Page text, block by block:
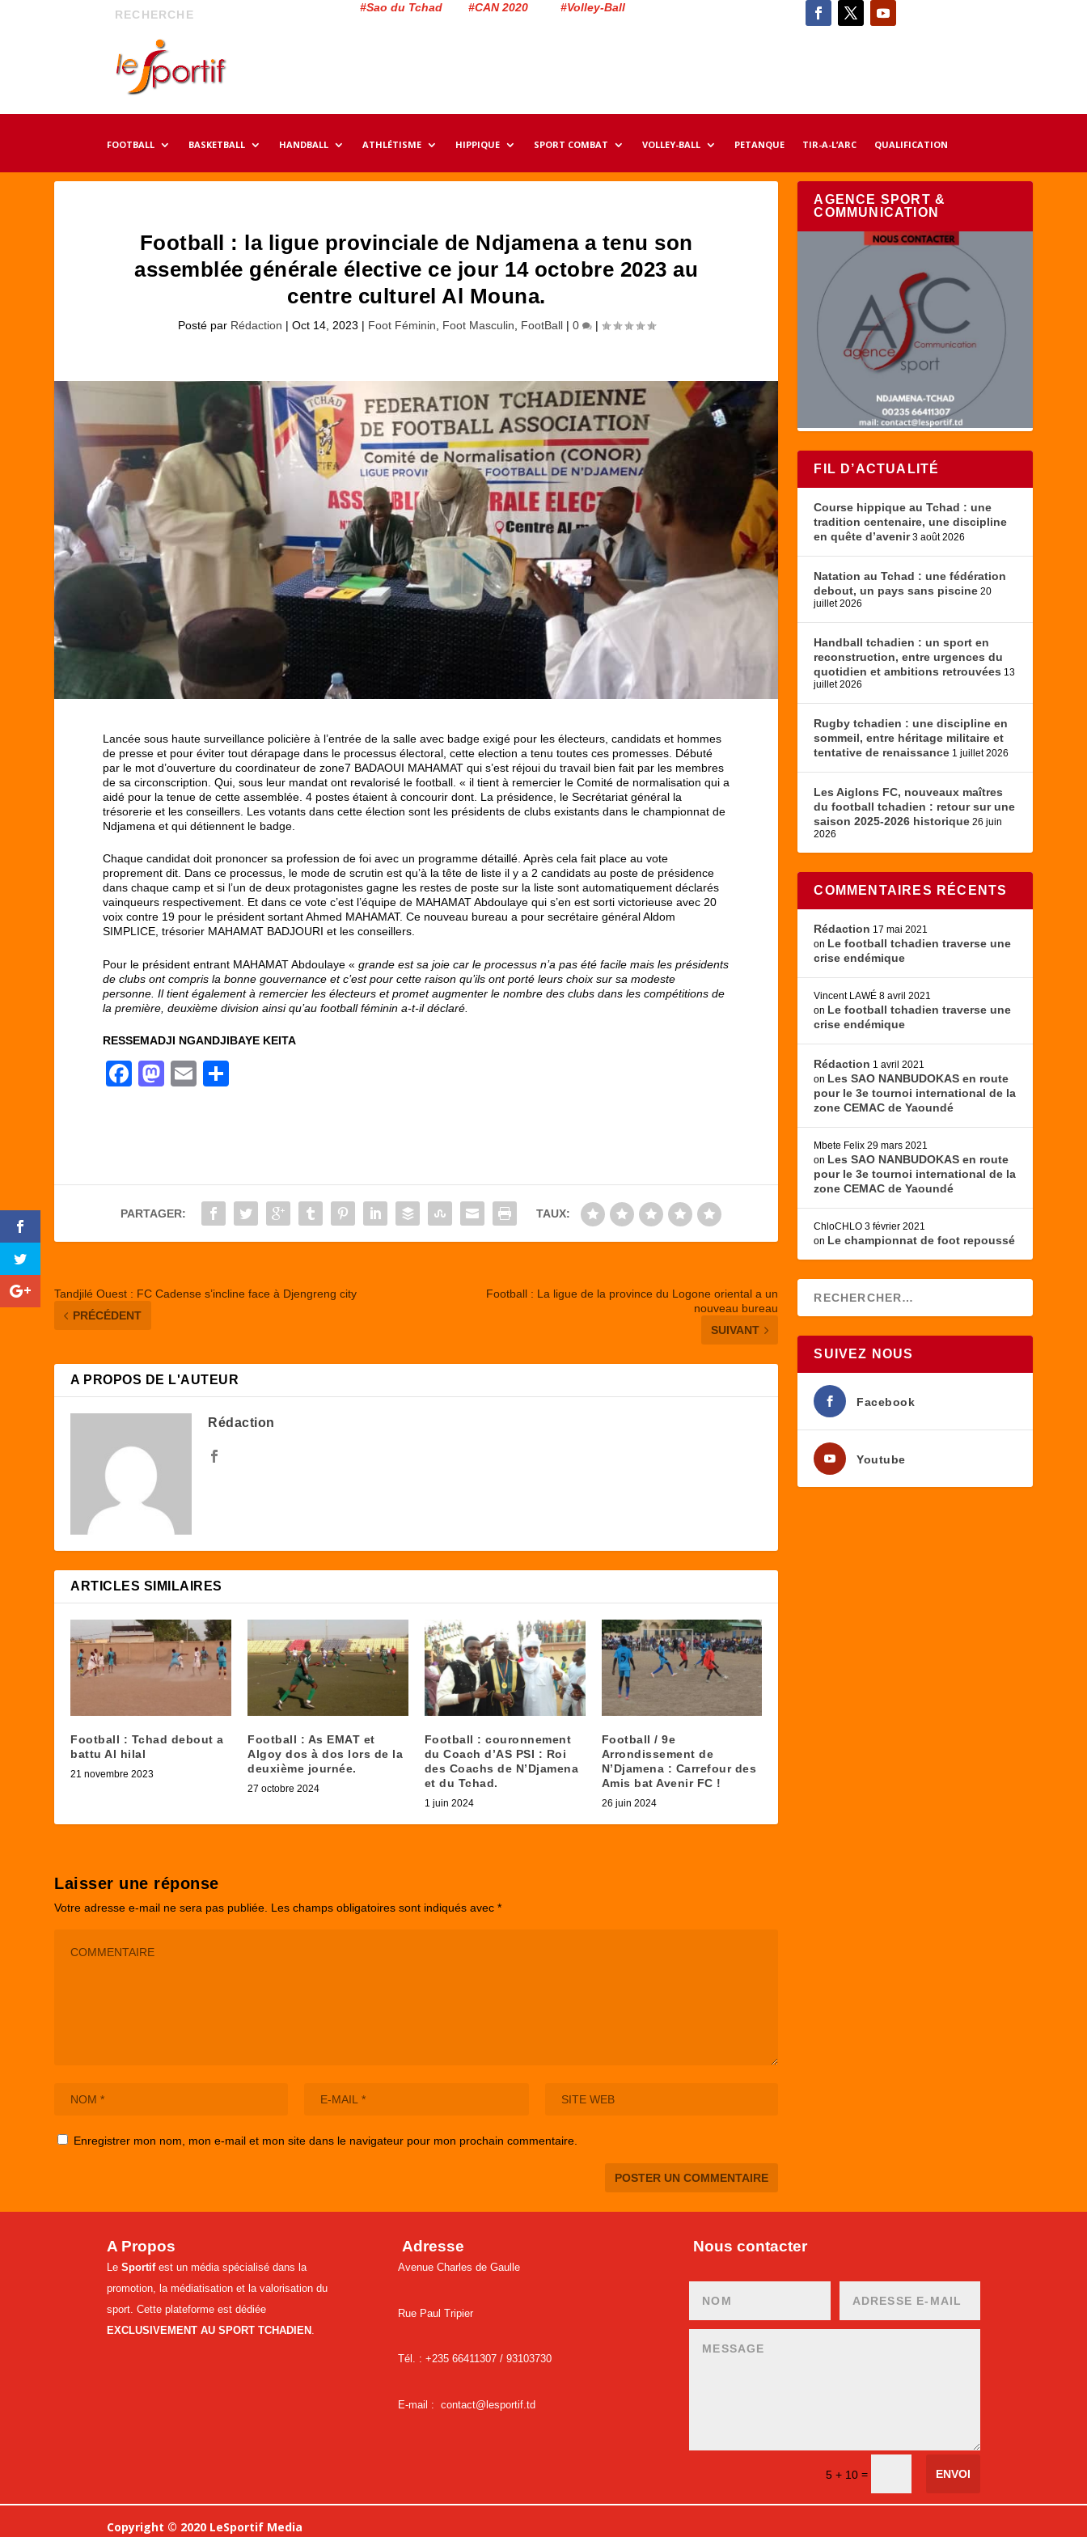
#Sao du Tchad #CAN 2020 #Volley-Ball
FOOTBALL BASKETBALL HANDBALL ATHLÉTISME HIPPIQUE SPORT COMBAT VOLLEY-BALL PETANQUE TIR-A-L’ARC QUALIFICATION
Football : la ligue provinciale de Ndjamena a tenu son
assemblée générale élective ce jour 14 octobre 2023 au
centre culturel Al Mouna.
Posté par Rédaction | Oct 14, 2023 | Foot Féminin Foot Masculin FootBall| 0 |
Lancée sous haute surveillance policière à l’entrée de la salle avec badge exigé pour les électeurs, candidats et hommes
de presse et pour éviter tout dérapage dans le processus électoral, cette election a tenu toutes ces promesses. Débuté
par le mot d’ouverture du coordinateur de zone7 BADAOUI MAHAMAT qui s’est réjoui du travail bien fait par les membres
de sa circonscription. Qui, sous leur mandat ont revalorisé le football. « il tient à remercier le Comité de normalisation qui a
aidé pour la tenue de cette assemblée. 4 postes étaient à concourir dont. La présidence, le Secrétariat général la
trésorerie et les conseillers. Les votants dans cette élection sont les présidents de clubs existants dans le championnat de
Ndjamena et qui détiennent le badge.
Chaque candidat doit prononcer sa profession de foi avec un programme détaillé. Après cela fait place au vote
proprement dit. Dans ce processus, le mode de scrutin est qu’à la tête de liste il y a 2 candidats au poste de présidence
dans chaque camp et si l’un de deux protagonistes gagne les restes de poste sur la liste sont automatiquement déclarés
vainqueurs respectivement. Et dans ce vote c’est l’équipe de MAHAMAT Abdoulaye qui s’en est sorti victorieuse avec 20
voix contre 19 pour le président sortant Ahmed MAHAMAT. Ce nouveau bureau a pour secrétaire général Aldom
SIMPLICE, trésorier MAHAMAT BADJOURI et les conseillers.
Pour le président entrant MAHAMAT Abdoulaye « grande est sa joie car le processus n’a pas été facile mais les présidents
de clubs ont compris la bonne gouvernance et c’est pour cette raison qu’ils ont porté leurs choix sur sa modeste
personne. Il tient également à remercier les électeurs et promet augmenter le nombre des clubs dans les compétitions de
la première, deuxième division ainsi qu’au football féminin a-t-il déclaré.
RESSEMADJI NGANDJIBAYE KEITA
F
b
o
M
d
o
E
er
PARTAGER: TAUX:
Tandjilé Ouest : FC Cadense s’incline face à Djengreng city
PRÉCÉDENT
Football : La ligue de la province du Logone oriental a un
nouveau bureau
SUIVANT
A PROPOS DE L'AUTEUR
Rédaction
ARTICLES SIMILAIRES
Football : Tchad debout a
battu Al hilal
21 novembre 2023
Football : As EMAT et
Algoy dos à dos lors de la
deuxième journée.
27 octobre 2024
Football : couronnement
du Coach d’AS PSI : Roi
des Coachs de N’Djamena
et du Tchad.
1 juin 2024
Football / 9e
Arrondissement de
N’Djamena : Carrefour des
Amis bat Avenir FC !
26 juin 2024
Laisser une réponse
Votre adresse e-mail ne sera pas publiée. Les champs obligatoires sont indiqués avec*
Enregistrer mon nom, mon e-mail et mon site dans le navigateur pour mon prochain commentaire.
AGENCE SPORT &
COMMUNICATION
FIL D’ACTUALITÉ
Course hippique au Tchad : une
tradition centenaire, une discipline
en quête d’avenir 3 août 2026
Natation au Tchad : une fédération
debout, un pays sans piscine 20
juillet 2026
Handball tchadien : un sport en
reconstruction, entre urgences du
quotidien et ambitions retrouvées 13
juillet 2026
Rugby tchadien : une discipline en
sommeil, entre héritage militaire et
tentative de renaissance 1 juillet 2026
Les Aiglons FC, nouveaux maîtres
du football tchadien : retour sur une
saison 2025-2026 historique 26 juin
2026
COMMENTAIRES RÉCENTS
Rédaction 17 mai 2021
on Le football tchadien traverse une
crise endémique
Vincent LAWÉ 8 avril 2021
on Le football tchadien traverse une
crise endémique
Rédaction 1 avril 2021
on Les SAO NANBUDOKAS en route
pour le 3e tournoi international de la
zone CEMAC de Yaoundé
Mbete Felix 29 mars 2021
on Les SAO NANBUDOKAS en route
pour le 3e tournoi international de la
zone CEMAC de Yaoundé
ChloCHLO 3 février 2021
on Le championnat de foot repoussé
SUIVEZ NOUS
Facebook
Youtube
A Propos
Le Sportifest un média spécialisé dans la
promotion, la médiatisation et la valorisation du
sport. Cette plateforme est dédiée
EXCLUSIVEMENT AU SPORT TCHADIEN .
Adresse
Avenue Charles de Gaulle
Rue Paul Tripier
Tél. : +235 66411307 / 93103730
E-mail : contact@lesportif.td
Nous contacter
5 + 10= ENVOI
Copyright © 2020 LeSportif Media